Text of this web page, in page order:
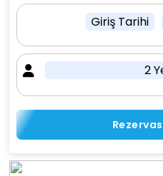
Giriş Tarihi
2